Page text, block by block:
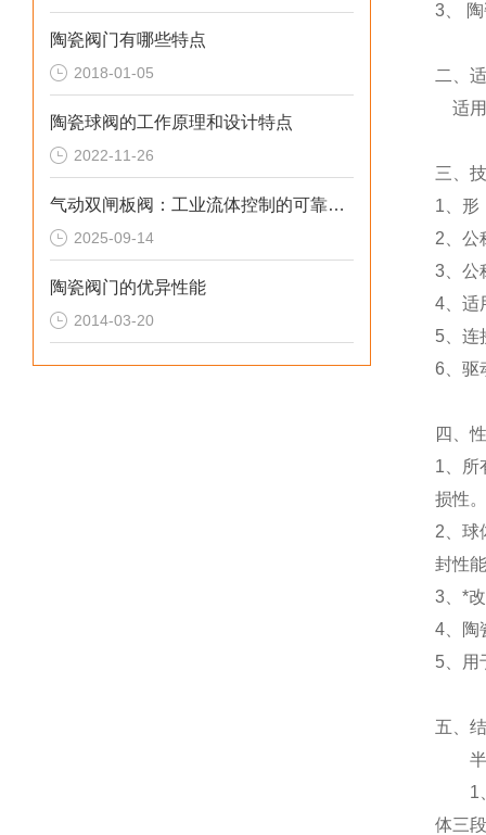
陶瓷阀门有哪些特点
2018-01-05
陶瓷球阀的工作原理和设计特点
2022-11-26
气动双闸板阀：工业流体控制的可靠选择
2025-09-14
陶瓷阀门的优异性能
2014-03-20
3、
二、
适用
三、
1、
2、公
3、公
4、适
5、连
6、驱
四、
1、所
损性。
2、球
封性
3、*
4、陶
5、用
五、
半
1、
体三